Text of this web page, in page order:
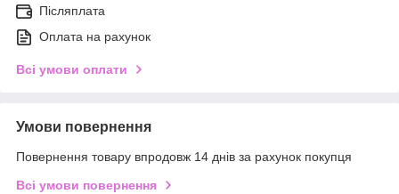
Післяплата
Оплата на рахунок
Всі умови оплати
Умови повернення
Повернення товару впродовж 14 днів за рахунок покупця
Всі умови повернення